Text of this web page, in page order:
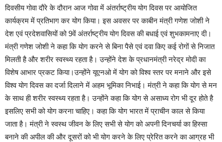
दिवसीय गोवा दौरे के दौरान आज गोवा में अंतर्राष्ट्रीय योग दिवस पर आयोजित
कार्यक्रम में प्रतिभाग कर योग किया। इस अवसर पर काबीन मंत्री गणेश जोशी ने
देश एवं प्रदेशवासियों को 9वें अंतर्राष्ट्रीय योग दिवस की बधाई एवं शुभकामनाए दी।
मंत्री गणेश जोशी ने कहा कि योग करने से बिना पैसे एवं दवा किए कई रोगों से निजात
मिलती है और शरीर स्वस्थ्य रहता है। उन्होंने देश के प्रधानमंत्री नरेद्र मोदी का
विशेष आभार प्रकट किया।उन्होंने यूएनओ में योग को विश्व स्तर पर मनाने और इसे
विश्व योग दिवस का दर्जा दिलाने में अहम भूमिका निभाई। मंत्री ने कहा कि योग से मन
के साथ ही शरीर स्वस्थ्य रहता है। उन्होंने कहा कि योग से असाध्य रोग भी दूर होते है
इसलिए सभी को योग करना चाहिए। कहा कि योग भारत में प्राचीन काल से किया
जाता है। मंत्री ने स्वस्थ जीवन के लिए सभी से योग को अपनी दिनचर्या का हिस्सा
बनाने की अपील की और दूसरों को भी योग करने के लिए प्रेरित करने का आग्रह भी